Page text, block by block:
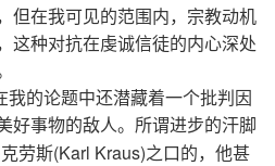
但在我可见的范围内，宗教动机
这种对抗在虔诚信徒的内心深处
我的论题中还潜藏着一个批判因
好事物的敌人。所谓进步的汗脚
劳斯(Karl Kraus)之口的，他甚